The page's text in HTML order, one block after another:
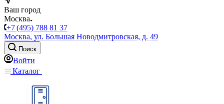
Ваш город
Москва
+7 (495) 788 81 37
Москва, ул. Большая Новодмитровская, д. 49
Поиск
Войти
Каталог